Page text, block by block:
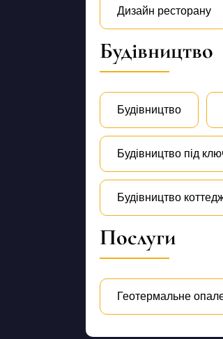
Дизайн ресторану
Будівництво
Будівництво
Будівництво під
Будівництво
Послуги
Геотермальне